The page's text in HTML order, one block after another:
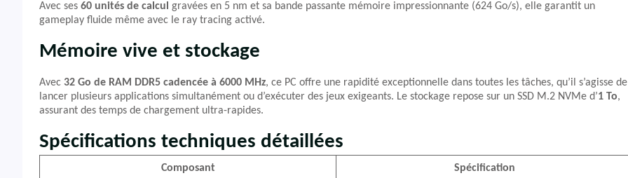
Avec ses 60 unités de calcul
gravées en 5 nm et sa bande passante mémoire impressionnante (624 Go/s), elle garantit un
gameplay fluide même avec le ray tracing activé.
Mémoire vive et stockage
Avec 32 Go de RAM DDR5 cadencée à 6000 MHz, ce PC offre une rapidité exceptionnelle dans toutes les tâches, qu’il s’agisse de
lancer plusieurs applications simultanément ou d’exécuter des jeux exigeants. Le stockage repose sur un SSD M.2 NVMe d’1 To,
assurant des temps de chargement ultra-rapides.
Spécifications techniques détaillées
Composant Spécification